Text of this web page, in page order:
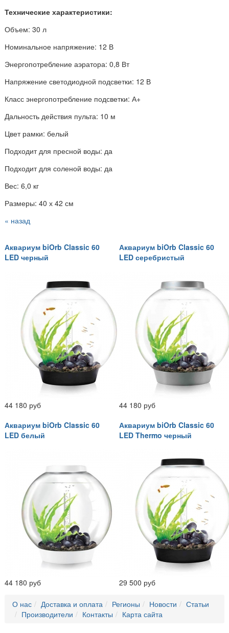
Технические характеристики:
Объем: 30 л
Номинальное напряжение: 12 В
Энергопотребление аэратора: 0,8 Вт
Напряжение светодиодной подсветки: 12 В
Класс энергопотребление подсветки: А+
Дальность действия пульта: 10 м
Цвет рамки: белый
Подходит для пресной воды: да
Подходит для соленой воды: да
Вес: 6,0 кг
Размеры: 40 х 42 см
« назад
Аквариум biOrb Classic 60
LED черный
44 180 руб
Аквариум biOrb Classic 60
LED серебристый
44 180 руб
Аквариум biOrb Classic 60
LED белый
44 180 руб
Аквариум biOrb Classic 60
LED Thermo черный
29 500 руб
О нас Доставка и оплата Регионы Новости
Статьи
Производители
Контакты Карта сайта